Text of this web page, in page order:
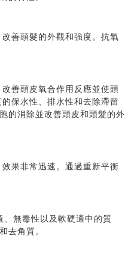
善頭髮的外觀和強度。抗氧
善頭皮氧合作用反應並使頭
保水性、排水性和去除滯留
的消除並改善頭皮和頭髮的外
果非常迅速。通過重新平衡
無毒性以及軟硬適中的質
去角質。